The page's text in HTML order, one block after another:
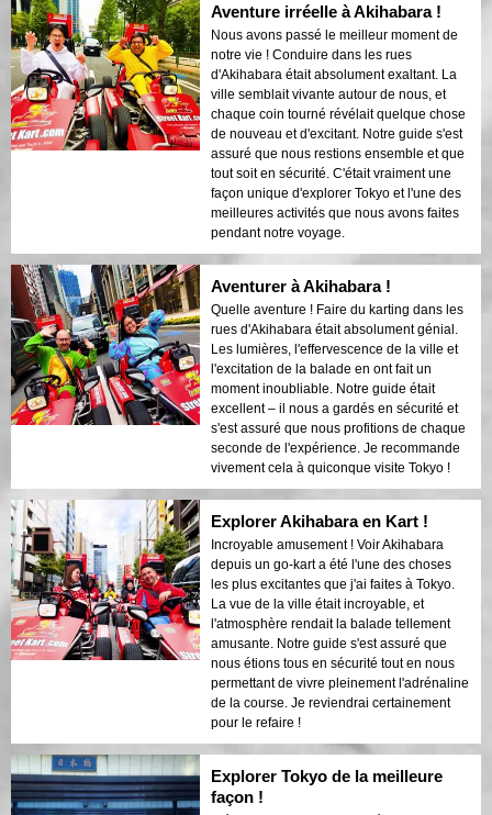
Aventure irréelle à Akihabara !
Nous avons passé le meilleur moment de
notre vie ! Conduire dans les rues
d'Akihabara était absolument exaltant. La
ville semblait vivante autour de nous, et
chaque coin tourné révélait quelque chose
de nouveau et d'excitant. Notre guide s'est
assuré que nous restions ensemble et que
tout soit en sécurité. C'était vraiment une
façon unique d'explorer Tokyo et l'une des
meilleures activités que nous avons faites
pendant notre voyage.
Aventurer à Akihabara !
Quelle aventure ! Faire du karting dans les
rues d'Akihabara était absolument génial.
Les lumières, l'effervescence de la ville et
l'excitation de la balade en ont fait un
moment inoubliable. Notre guide était
excellent – il nous a gardés en sécurité et
s'est assuré que nous profitions de chaque
seconde de l'expérience. Je recommande
vivement cela à quiconque visite Tokyo !
Explorer Akihabara en Kart !
Incroyable amusement ! Voir Akihabara
depuis un go-kart a été l'une des choses
les plus excitantes que j'ai faites à Tokyo.
La vue de la ville était incroyable, et
l'atmosphère rendait la balade tellement
amusante. Notre guide s'est assuré que
nous étions tous en sécurité tout en nous
permettant de vivre pleinement l'adrénaline
de la course. Je reviendrai certainement
pour le refaire !
Explorer Tokyo de la meilleure
façon !